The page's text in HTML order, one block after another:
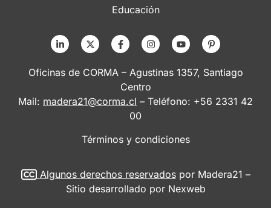
Educación
Oficinas de CORMA – Agustinas 1357, Santiago
Centro
Mail: madera21@corma.cl – Teléfono: +56 2331 42
00
Términos y condiciones
Algunos derechos reservadospor Madera21 –
Sitio desarrollado por Nexweb